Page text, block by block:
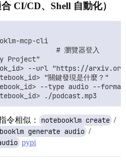
CI/CD、Shell 自動化）
mcp-cli
# 瀏覽器登入
Project"
--url "https://
"關鍵發現是什麼？"
--type audio --
令相似： notebooklm create /
generate audio /
pypi